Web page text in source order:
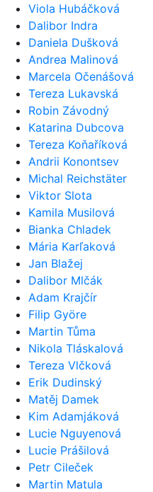
Viola Hubáčková
Dalibor Indra
Daniela Dušková
Andrea Malinová
Marcela Očenášová
Tereza Lukavská
Robin Závodný
Katarina Dubcova
Tereza Koňaříková
Andrii Konontsev
Michal Reichstäter
Viktor Slota
Kamila Musilová
Bianka Chladek
Mária Karľaková
Jan Blažej
Dalibor Mlčák
Adam Krajčír
Filip Györe
Martin Tůma
Nikola Tláskalová
Tereza Vlčková
Erik Dudinský
Matěj Damek
Kim Adamjáková
Lucie Nguyenová
Lucie Prášilová
Petr Cileček
Martin Matula